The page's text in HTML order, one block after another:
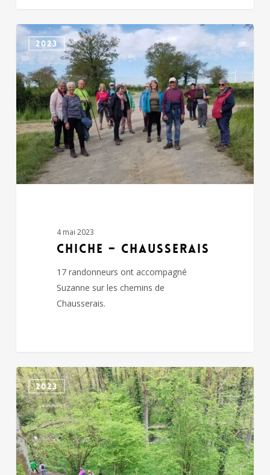
CHICHE
CHAUSSERAIS
2023
4 mai 2023
CHICHE – CHAUSSERAIS
17 randonneurs ont accompagné
Suzanne sur les chemins de
Chausserais.
BRESSUIRE
2023